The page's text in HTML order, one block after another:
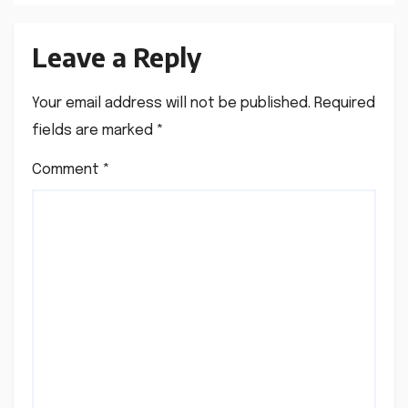
Leave a Reply
Your email address will not be published. Required
fields are marked *
Comment *